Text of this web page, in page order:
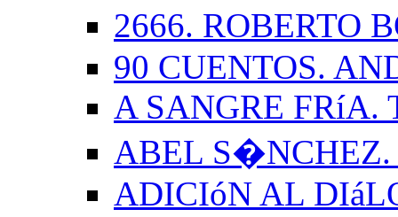
2666. ROBERTO
90 CUENTOS.
A SANGRE FRíA.
ABEL
ADICIóN AL